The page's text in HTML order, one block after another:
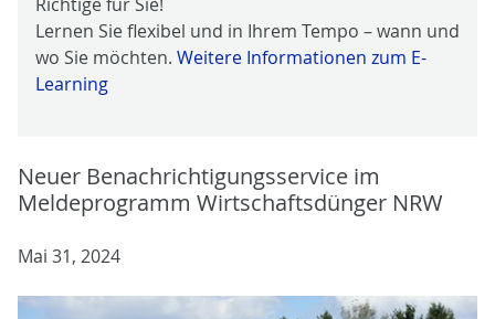
Lernen Sie flexibel und in Ihrem Tempo – wann und
wo Sie möchten. Weitere Informationen zum E-
Learning
Neuer Benachrichtigungsservice im
Meldeprogramm Wirtschaftsdünger NRW
Mai 31, 2024